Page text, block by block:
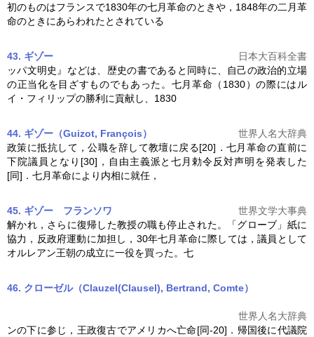
初のものはフランスで1830年の七月革命のときや，1848年の二月革
命のときにあらわれたとされている
43. ギゾー
日本大百科全書
ッパ文明史』などは、歴史の書であると同時に、自己の政治的立場
の正当化を目ざすものでもあった。 七月革命 （1830）の際にはル
イ・フィリップの勝利に貢献し、1830
44. ギゾー（Guizot, François）
世界人名大辞典
政策に抵抗して，公職を辞して教壇に戻る[20]． 七月革命の直前に
下院議員となり[30]，自由主義派と七月勅令反対声明を発表した
[同]． 七月革命により内相に就任，
45. ギゾー フランソワ
世界文学大事典
解かれ，さらに復帰した教授の職も停止された。「グローブ」紙に
協力，反政府運動に加担し，30年七月革命に際しては，議員として
オルレアン王朝の成立に一役を買った。七
46. クローゼル（Clauzel(Clausel), Bertrand, Comte）
世界人名大辞典
ンの下に参じ，王政復古でアメリカへ亡命[同-20]．帰国後に代議院